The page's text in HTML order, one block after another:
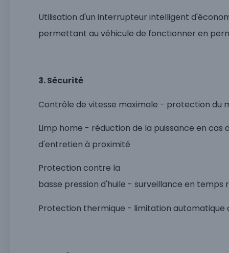
Utilisation d'un interrupteur intelligent
permettant au véhicule de fonctionner en
3. Sécurité
Contrôle de vitesse maximale - protection du
Limp home - réduction de la puissance en
d'entretien à proximité
Protection contre la
basse pression d'huile - surveillance en
Protection thermique - limitation